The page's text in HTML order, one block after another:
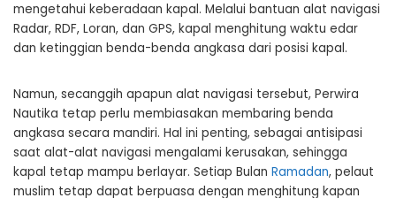
mengetahui keberadaan kapal. Melalui bantuan alat navigasi
Radar, RDF, Loran, dan GPS, kapal menghitung waktu edar
dan ketinggian benda-benda angkasa dari posisi kapal.
Namun, secanggih apapun alat navigasi tersebut, Perwira
Nautika tetap perlu membiasakan membaring benda
angkasa secara mandiri. Hal ini penting, sebagai antisipasi
saat alat-alat navigasi mengalami kerusakan, sehingga
kapal tetap mampu berlayar. Setiap Bulan Ramadan, pelaut
muslim tetap dapat berpuasa dengan menghitung kapan